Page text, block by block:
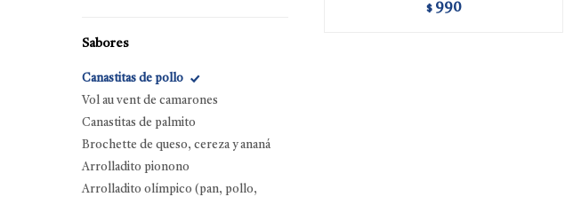
$ 990
Sabores
Canastitas de pollo
Vol au vent de camarones
Canastitas de palmito
Brochette de queso, cereza y ananá
Arrolladito pionono
Arrolladito olímpico (pan, pollo,